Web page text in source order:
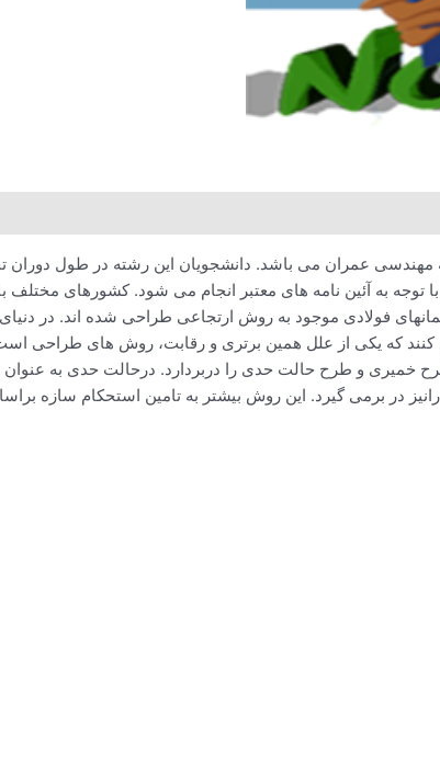
عمران می باشد. دانشجویان این رشته در طول دوران
توجه به آئین نامه های معتبر انجام می شود. کشورهای مختلف
فولادی موجود به روش ارتجاعی طراحی شده اند. در
کنند که یکی از علل همین برتری و رقابت،‌ روش های
و طرح حالت حدی را دربردارد. درحالت حدی به
در برمی گیرد. این روش بیشتر به تامین استحکام سازه